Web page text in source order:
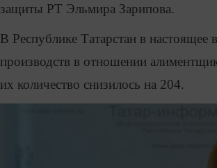
защиты РТ Эльмира Зарипова.
В Республике Татарстан в
производств в отношении
их количество снизилось на 204.